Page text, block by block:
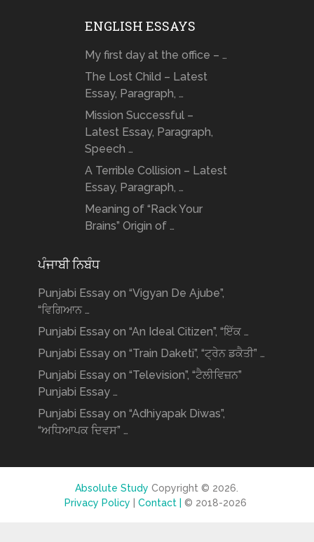
ENGLISH ESSAYS
My first day at the office – …
The Lost Child – Latest
Essay, Paragraph, …
Mission Successful –
Latest Essay, Paragraph,
Speech …
A Terrible Collision – Latest
Essay, Paragraph, …
Meaning of “Rack Your
Brains” Origin of …
ਪੰਜਾਬੀ ਨਿਬੰਧ
Punjabi Essay on “Vigyan De Ajube”,
“ਵਿਗਿਆਨ …
Punjabi Essay on “An Ideal Citizen”, “ਇੱਕ …
Punjabi Essay on “Train Daketi”, “ਟ੍ਰੇਨ ਡਕੈਤੀ” …
Punjabi Essay on “Television”, “ਟੈਲੀਵਿਜ਼ਨ”
Punjabi Essay …
Punjabi Essay on “Adhiyapak Diwas”,
“ਅਧਿਆਪਕ ਦਿਵਸ” …
Absolute Study Copyright © 2026.
Privacy Policy | Contact | © 2018-2026